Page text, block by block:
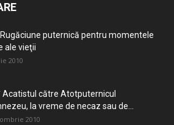
puternică pentru momentele
ale vieţii
2010
către Atotputernicul
la vreme de necaz sau de...
2010